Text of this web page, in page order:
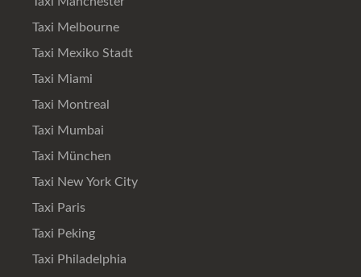
Taxi Melbourne
Taxi Mexiko Stadt
Taxi Miami
Taxi Montreal
Taxi Mumbai
Taxi München
Taxi New York City
Taxi Paris
Taxi Peking
Taxi Philadelphia